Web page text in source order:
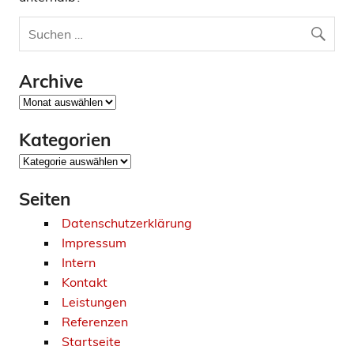
Archive
Archive
Kategorien
Kategorien
Seiten
Datenschutzerklärung
Impressum
Intern
Kontakt
Leistungen
Referenzen
Startseite